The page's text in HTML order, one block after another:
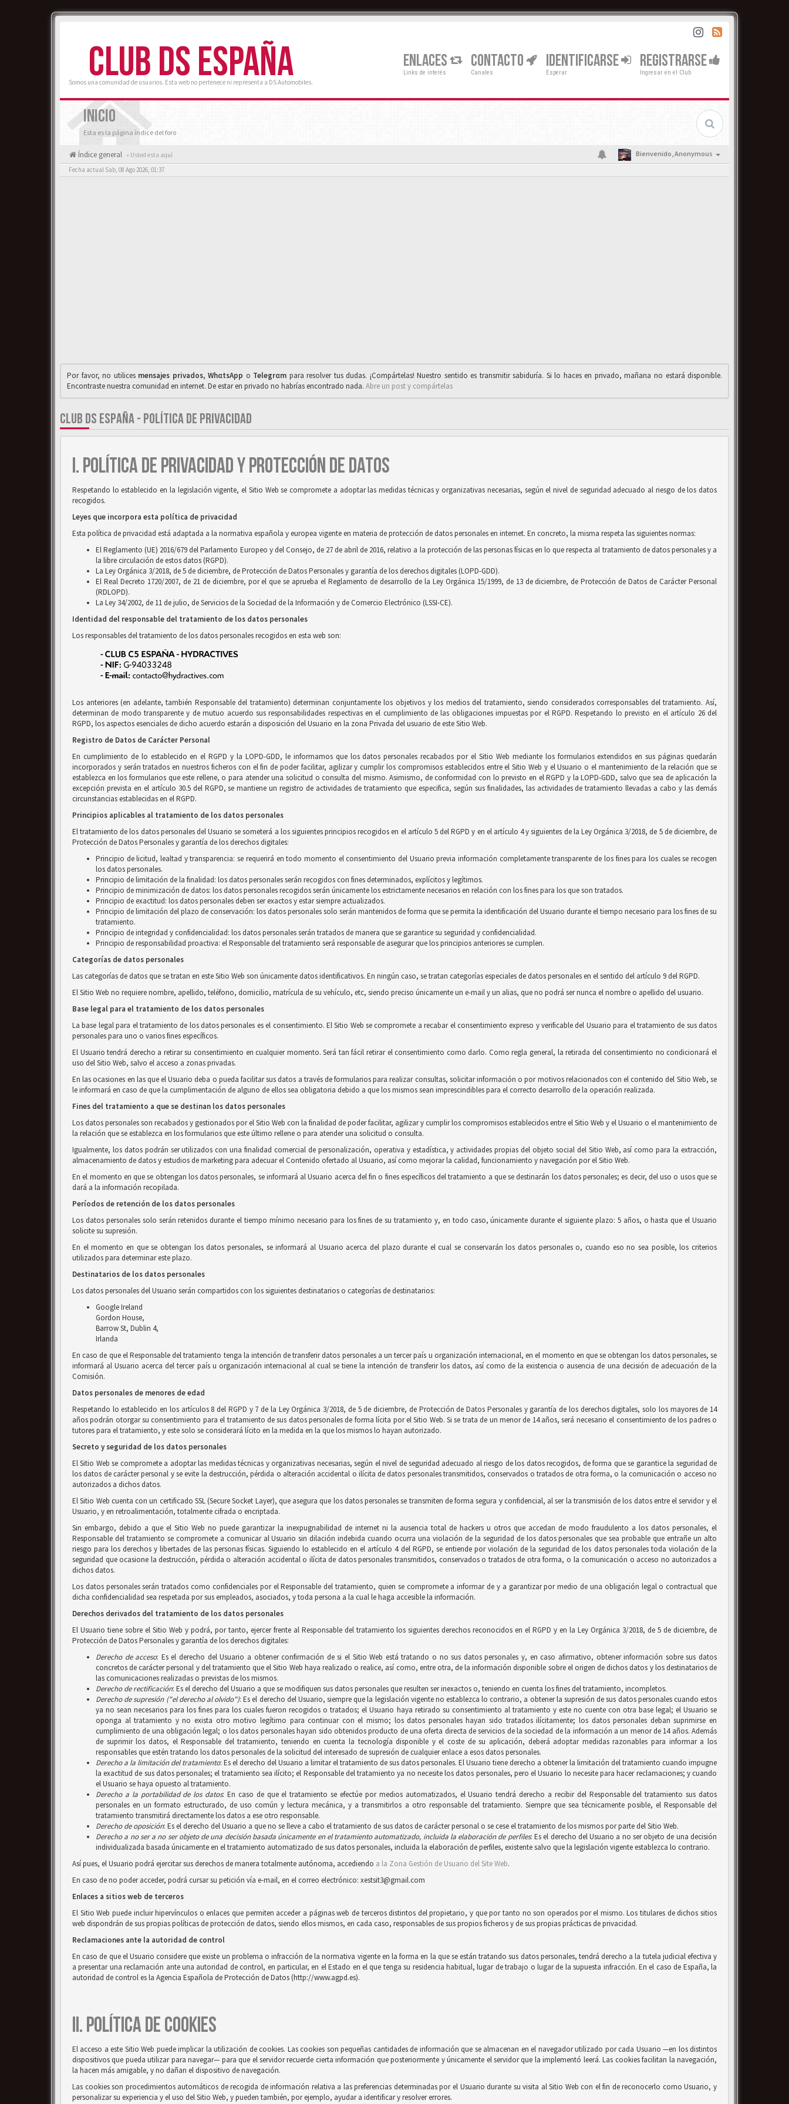
CLUB DS ESPAÑA
Somos una comunidad de usuarios. Esta web no pertenece ni representa a DS Automobiles.
ENLACES
Links de interés
CONTACTO
Canales
IDENTIFICARSE
Esperar
REGISTRARSE
Ingresar en el Club
INICIO
Esta es la página índice del foro
Índice general « Usted esta aquí Bienvenido,Anonymous
Fecha actual Sab, 08 Ago 2026, 01:37
Por favor, no utilices mensajes privados,WhαtsApp o Telegrαm para resolver tus dudas. ¡Compártelas! Nuestro sentido es transmitir sabiduría. Si lo haces en privado, mañana no estará disponible.
Encontraste nuestra comunidad en internet. De estar en privado no habrías encontrado nada. Abre un post y compártelas
CLUB DS ESPAÑA - POLÍTICA DE PRIVACIDAD
I. POLÍTICA DE PRIVACIDAD Y PROTECCIÓN DE DATOS
Respetando lo establecido en la legislación vigente, el Sitio Web se compromete a adoptar las medidas técnicas y organizativas necesarias, según el nivel de seguridad adecuado al riesgo de los datos
recogidos.
Leyes que incorpora esta política de privacidad
Esta política de privacidad está adaptada a la normativa española y europea vigente en materia de protección de datos personales en internet. En concreto, la misma respeta las siguientes normas:
El Reglamento (UE) 2016/679 del Parlamento Europeo y del Consejo, de 27 de abril de 2016, relativo a la protección de las personas físicas en lo que respecta al tratamiento de datos personales y a
la libre circulación de estos datos (RGPD).
La Ley Orgánica 3/2018, de 5 de diciembre, de Protección de Datos Personales y garantía de los derechos digitales (LOPD-GDD).
El Real Decreto 1720/2007, de 21 de diciembre, por el que se aprueba el Reglamento de desarrollo de la Ley Orgánica 15/1999, de 13 de diciembre, de Protección de Datos de Carácter Personal
(RDLOPD).
La Ley 34/2002, de 11 de julio, de Servicios de la Sociedad de la Información y de Comercio Electrónico (LSSI-CE).
Identidad del responsable del tratamiento de los datos personales
Los responsables del tratamiento de los datos personales recogidos en esta web son:
Los anteriores (en adelante, también Responsable del tratamiento) determinan conjuntamente los objetivos y los medios del tratamiento, siendo considerados corresponsables del tratamiento. Así,
determinan de modo transparente y de mutuo acuerdo sus responsabilidades respectivas en el cumplimiento de las obligaciones impuestas por el RGPD. Respetando lo previsto en el artículo 26 del
RGPD, los aspectos esenciales de dicho acuerdo estarán a disposición del Usuario en la zona Privada del usuario de este Sitio Web.
Registro de Datos de Carácter Personal
En cumplimiento de lo establecido en el RGPD y la LOPD-GDD, le informamos que los datos personales recabados por el Sitio Web mediante los formularios extendidos en sus páginas quedarán
incorporados y serán tratados en nuestros ficheros con el fin de poder facilitar, agilizar y cumplir los compromisos establecidos entre el Sitio Web y el Usuario o el mantenimiento de la relación que se
establezca en los formularios que este rellene, o para atender una solicitud o consulta del mismo. Asimismo, de conformidad con lo previsto en el RGPD y la LOPD-GDD, salvo que sea de aplicación la
excepción prevista en el artículo 30.5 del RGPD, se mantiene un registro de actividades de tratamiento que especifica, según sus finalidades, las actividades de tratamiento llevadas a cabo y las demás
circunstancias establecidas en el RGPD.
Principios aplicables al tratamiento de los datos personales
El tratamiento de los datos personales del Usuario se someterá a los siguientes principios recogidos en el artículo 5 del RGPD y en el artículo 4 y siguientes de la Ley Orgánica 3/2018, de 5 de diciembre, de
Protección de Datos Personales y garantía de los derechos digitales:
Principio de licitud, lealtad y transparencia: se requerirá en todo momento el consentimiento del Usuario previa información completamente transparente de los fines para los cuales se recogen
los datos personales.
Principio de limitación de la finalidad: los datos personales serán recogidos con fines determinados, explícitos y legítimos.
Principio de minimización de datos: los datos personales recogidos serán únicamente los estrictamente necesarios en relación con los fines para los que son tratados.
Principio de exactitud: los datos personales deben ser exactos y estar siempre actualizados.
Principio de limitación del plazo de conservación: los datos personales solo serán mantenidos de forma que se permita la identificación del Usuario durante el tiempo necesario para los fines de su
tratamiento.
Principio de integridad y confidencialidad: los datos personales serán tratados de manera que se garantice su seguridad y confidencialidad.
Principio de responsabilidad proactiva: el Responsable del tratamiento será responsable de asegurar que los principios anteriores se cumplen.
Categorías de datos personales
Las categorías de datos que se tratan en este Sitio Web son únicamente datos identificativos. En ningún caso, se tratan categorías especiales de datos personales en el sentido del artículo 9 del RGPD.
El Sitio Web no requiere nombre, apellido, teléfono, domicilio, matrícula de su vehículo, etc, siendo preciso únicamente un e-mail y un alias, que no podrá ser nunca el nombre o apellido del usuario.
Base legal para el tratamiento de los datos personales
La base legal para el tratamiento de los datos personales es el consentimiento. El Sitio Web se compromete a recabar el consentimiento expreso y verificable del Usuario para el tratamiento de sus datos
personales para uno o varios fines específicos.
El Usuario tendrá derecho a retirar su consentimiento en cualquier momento. Será tan fácil retirar el consentimiento como darlo. Como regla general, la retirada del consentimiento no condicionará el
uso del Sitio Web, salvo el acceso a zonas privadas.
En las ocasiones en las que el Usuario deba o pueda facilitar sus datos a través de formularios para realizar consultas, solicitar información o por motivos relacionados con el contenido del Sitio Web, se
le informará en caso de que la cumplimentación de alguno de ellos sea obligatoria debido a que los mismos sean imprescindibles para el correcto desarrollo de la operación realizada.
Fines del tratamiento a que se destinan los datos personales
Los datos personales son recabados y gestionados por el Sitio Web con la finalidad de poder facilitar, agilizar y cumplir los compromisos establecidos entre el Sitio Web y el Usuario o el mantenimiento de
la relación que se establezca en los formularios que este último rellene o para atender una solicitud o consulta.
Igualmente, los datos podrán ser utilizados con una finalidad comercial de personalización, operativa y estadística, y actividades propias del objeto social del Sitio Web, así como para la extracción,
almacenamiento de datos y estudios de marketing para adecuar el Contenido ofertado al Usuario, así como mejorar la calidad, funcionamiento y navegación por el Sitio Web.
En el momento en que se obtengan los datos personales, se informará al Usuario acerca del fin o fines específicos del tratamiento a que se destinarán los datos personales; es decir, del uso o usos que se
dará a la información recopilada.
Períodos de retención de los datos personales
Los datos personales solo serán retenidos durante el tiempo mínimo necesario para los fines de su tratamiento y, en todo caso, únicamente durante el siguiente plazo: 5 años, o hasta que el Usuario
solicite su supresión.
En el momento en que se obtengan los datos personales, se informará al Usuario acerca del plazo durante el cual se conservarán los datos personales o, cuando eso no sea posible, los criterios
utilizados para determinar este plazo.
Destinatarios de los datos personales
Los datos personales del Usuario serán compartidos con los siguientes destinatarios o categorías de destinatarios:
Google Ireland
Gordon House,
Barrow St, Dublin 4,
Irlanda
En caso de que el Responsable del tratamiento tenga la intención de transferir datos personales a un tercer país u organización internacional, en el momento en que se obtengan los datos personales, se
informará al Usuario acerca del tercer país u organización internacional al cual se tiene la intención de transferir los datos, así como de la existencia o ausencia de una decisión de adecuación de la
Comisión.
Datos personales de menores de edad
Respetando lo establecido en los artículos 8 del RGPD y 7 de la Ley Orgánica 3/2018, de 5 de diciembre, de Protección de Datos Personales y garantía de los derechos digitales, solo los mayores de 14
años podrán otorgar su consentimiento para el tratamiento de sus datos personales de forma lícita por el Sitio Web. Si se trata de un menor de 14 años, será necesario el consentimiento de los padres o
tutores para el tratamiento, y este solo se considerará lícito en la medida en la que los mismos lo hayan autorizado.
Secreto y seguridad de los datos personales
El Sitio Web se compromete a adoptar las medidas técnicas y organizativas necesarias, según el nivel de seguridad adecuado al riesgo de los datos recogidos, de forma que se garantice la seguridad de
los datos de carácter personal y se evite la destrucción, pérdida o alteración accidental o ilícita de datos personales transmitidos, conservados o tratados de otra forma, o la comunicación o acceso no
autorizados a dichos datos.
El Sitio Web cuenta con un certificado SSL (Secure Socket Layer), que asegura que los datos personales se transmiten de forma segura y confidencial, al ser la transmisión de los datos entre el servidor y el
Usuario, y en retroalimentación, totalmente cifrada o encriptada.
Sin embargo, debido a que el Sitio Web no puede garantizar la inexpugnabilidad de internet ni la ausencia total de hackers u otros que accedan de modo fraudulento a los datos personales, el
Responsable del tratamiento se compromete a comunicar al Usuario sin dilación indebida cuando ocurra una violación de la seguridad de los datos personales que sea probable que entrañe un alto
riesgo para los derechos y libertades de las personas físicas. Siguiendo lo establecido en el artículo 4 del RGPD, se entiende por violación de la seguridad de los datos personales toda violación de la
seguridad que ocasione la destrucción, pérdida o alteración accidental o ilícita de datos personales transmitidos, conservados o tratados de otra forma, o la comunicación o acceso no autorizados a
dichos datos.
Los datos personales serán tratados como confidenciales por el Responsable del tratamiento, quien se compromete a informar de y a garantizar por medio de una obligación legal o contractual que
dicha confidencialidad sea respetada por sus empleados, asociados, y toda persona a la cual le haga accesible la información.
Derechos derivados del tratamiento de los datos personales
El Usuario tiene sobre el Sitio Web y podrá, por tanto, ejercer frente al Responsable del tratamiento los siguientes derechos reconocidos en el RGPD y en la Ley Orgánica 3/2018, de 5 de diciembre, de
Protección de Datos Personales y garantía de los derechos digitales:
Derecho de acceso: Es el derecho del Usuario a obtener confirmación de si el Sitio Web está tratando o no sus datos personales y, en caso afirmativo, obtener información sobre sus datos
concretos de carácter personal y del tratamiento que el Sitio Web haya realizado o realice, así como, entre otra, de la información disponible sobre el origen de dichos datos y los destinatarios de
las comunicaciones realizadas o previstas de los mismos.
Derecho de rectificación: Es el derecho del Usuario a que se modifiquen sus datos personales que resulten ser inexactos o, teniendo en cuenta los fines del tratamiento, incompletos.
Derecho de supresión ("el derecho al olvido"): Es el derecho del Usuario, siempre que la legislación vigente no establezca lo contrario, a obtener la supresión de sus datos personales cuando estos
ya no sean necesarios para los fines para los cuales fueron recogidos o tratados; el Usuario haya retirado su consentimiento al tratamiento y este no cuente con otra base legal; el Usuario se
oponga al tratamiento y no exista otro motivo legítimo para continuar con el mismo; los datos personales hayan sido tratados ilícitamente; los datos personales deban suprimirse en
cumplimiento de una obligación legal; o los datos personales hayan sido obtenidos producto de una oferta directa de servicios de la sociedad de la información a un menor de 14 años. Además
de suprimir los datos, el Responsable del tratamiento, teniendo en cuenta la tecnología disponible y el coste de su aplicación, deberá adoptar medidas razonables para informar a los
responsables que estén tratando los datos personales de la solicitud del interesado de supresión de cualquier enlace a esos datos personales.
Derecho a la limitación del tratamiento: Es el derecho del Usuario a limitar el tratamiento de sus datos personales. El Usuario tiene derecho a obtener la limitación del tratamiento cuando impugne
la exactitud de sus datos personales; el tratamiento sea ilícito; el Responsable del tratamiento ya no necesite los datos personales, pero el Usuario lo necesite para hacer reclamaciones; y cuando
el Usuario se haya opuesto al tratamiento.
Derecho a la portabilidad de los datos: En caso de que el tratamiento se efectúe por medios automatizados, el Usuario tendrá derecho a recibir del Responsable del tratamiento sus datos
personales en un formato estructurado, de uso común y lectura mecánica, y a transmitirlos a otro responsable del tratamiento. Siempre que sea técnicamente posible, el Responsable del
tratamiento transmitirá directamente los datos a ese otro responsable.
Derecho de oposición: Es el derecho del Usuario a que no se lleve a cabo el tratamiento de sus datos de carácter personal o se cese el tratamiento de los mismos por parte del Sitio Web.
Derecho a no ser a no ser objeto de una decisión basada únicamente en el tratamiento automatizado, incluida la elaboración de perfiles: Es el derecho del Usuario a no ser objeto de una decisión
individualizada basada únicamente en el tratamiento automatizado de sus datos personales, incluida la elaboración de perfiles, existente salvo que la legislación vigente establezca lo contrario.
Así pues, el Usuario podrá ejercitar sus derechos de manera totalmente autónoma, accediendo a la Zona Gestión de Usuario del Site Web.
En caso de no poder acceder, podrá cursar su petición vía e-mail, en el correo electrónico: xestsit3@gmail.com
Enlaces a sitios web de terceros
El Sitio Web puede incluir hipervínculos o enlaces que permiten acceder a páginas web de terceros distintos del propietario, y que por tanto no son operados por el mismo. Los titulares de dichos sitios
web dispondrán de sus propias políticas de protección de datos, siendo ellos mismos, en cada caso, responsables de sus propios ficheros y de sus propias prácticas de privacidad.
Reclamaciones ante la autoridad de control
En caso de que el Usuario considere que existe un problema o infracción de la normativa vigente en la forma en la que se están tratando sus datos personales, tendrá derecho a la tutela judicial efectiva y
a presentar una reclamación ante una autoridad de control, en particular, en el Estado en el que tenga su residencia habitual, lugar de trabajo o lugar de la supuesta infracción. En el caso de España, la
autoridad de control es la Agencia Española de Protección de Datos (http://www.agpd.es).
II. POLÍTICA DE COOKIES
El acceso a este Sitio Web puede implicar la utilización de cookies. Las cookies son pequeñas cantidades de información que se almacenan en el navegador utilizado por cada Usuario —en los distintos
dispositivos que pueda utilizar para navegar— para que el servidor recuerde cierta información que posteriormente y únicamente el servidor que la implementó leerá. Las cookies facilitan la navegación,
la hacen más amigable, y no dañan el dispositivo de navegación.
Las cookies son procedimientos automáticos de recogida de información relativa a las preferencias determinadas por el Usuario durante su visita al Sitio Web con el fin de reconocerlo como Usuario, y
personalizar su experiencia y el uso del Sitio Web, y pueden también, por ejemplo, ayudar a identificar y resolver errores.